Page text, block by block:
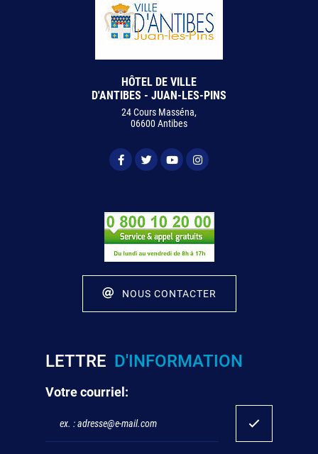
HÔTEL DE VILLE
D'ANTIBES - JUAN-LES-PINS
24 Cours Masséna,
06600 Antibes
NOUS CONTACTER
LETTRE D'INFORMATION
Votre courriel: